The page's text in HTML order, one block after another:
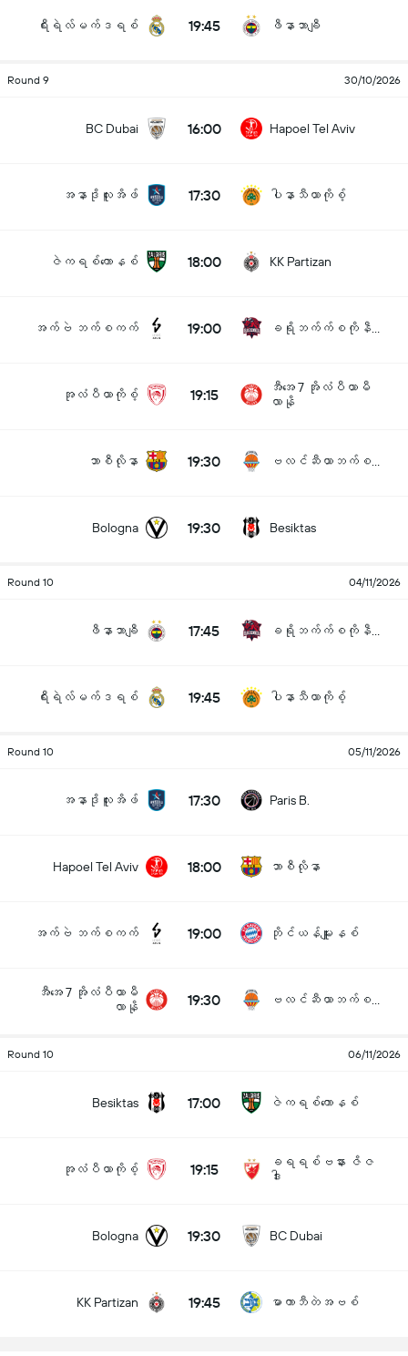
ရီးရဲလ်မက်ဒရစ် 19:45 ဖီနာဘာချီ
Round 9 30/10/2026
BC Dubai 16:00 Hapoel Tel Aviv
အနာဒိုလူးအိဖ် 17:30 ပါနာသီယာကိုစ့်
ဇဲကရစ်ကောနစ် 18:00 KK Partizan
အက်ဗဲ ဘက်စကက် 19:00
အုလံပီယာကိုစ့် 19:15
အီအေ 7 အိုလံပီယာမီ
လာနို
ဘာစီလိုနာ 19:30
Bologna 19:30 Besiktas
Round 10 04/11/2026
ဖီနာဘာချီ 17:45
ရီးရဲလ်မက်ဒရစ် 19:45 ပါနာသီယာကိုစ့်
Round 10 05/11/2026
အနာဒိုလူးအိဖ် 17:30 Paris B.
Hapoel Tel Aviv 18:00 ဘာစီလိုနာ
အက်ဗဲ ဘက်စကက် 19:00 ဘိုင်ယန်မျူးနစ်
အီအေ 7 အိုလံပီယာမီ
လာနို
19:30
Round 10 06/11/2026
Besiktas 17:00 ဇဲကရစ်ကောနစ်
အုလံပီယာကိုစ့် 19:15
ခရရစ်ဗနား ဇိဇ
ဒါး
Bologna 19:30 BC Dubai
KK Partizan 19:45 မာကာဘီတဲအဗစ်